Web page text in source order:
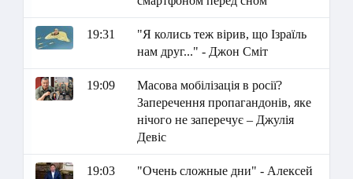
19:31
"Я колись теж вірив, що Ізраїль
нам друг..." - Джон Сміт
19:09
Масова мобілізація в росії?
Заперечення пропагандонів, яке
нічого не заперечує – Джулія
Девіс
19:03
"Очень сложные дни" - Алексей